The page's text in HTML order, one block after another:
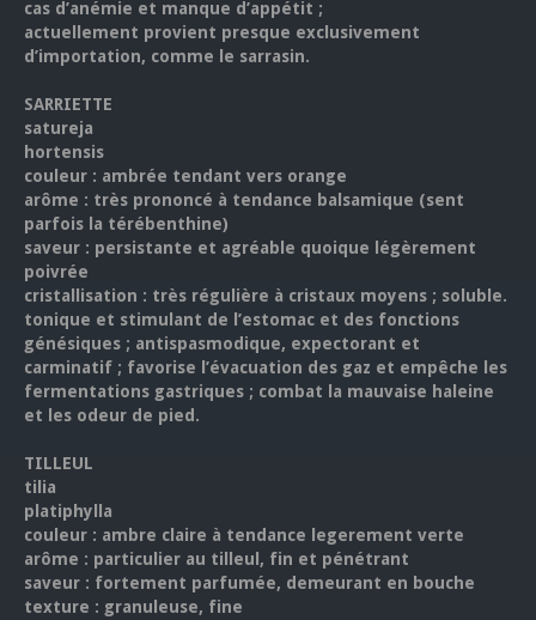
cas d’anémie et manque d’appétit ;
actuellement provient presque exclusivement
d’importation, comme le sarrasin.
SARRIETTE
satureja
hortensis
couleur : ambrée tendant vers orange
arôme : très prononcé à tendance balsamique (sent
parfois la térébenthine)
saveur : persistante et agréable quoique légèrement
poivrée
cristallisation : très régulière à cristaux moyens ; soluble.
tonique et stimulant de l’estomac et des fonctions
génésiques ; antispasmodique, expectorant et
carminatif ; favorise l’évacuation des gaz et empêche les
fermentations gastriques ; combat la mauvaise haleine
et les odeur de pied.
TILLEUL
tilia
platiphylla
couleur : ambre claire à tendance legerement verte
arôme : particulier au tilleul, fin et pénétrant
saveur : fortement parfumée, demeurant en bouche
texture : granuleuse, fine